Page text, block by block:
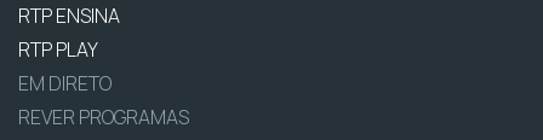
RTP ENSINA
RTP PLAY
EM DIRETO
REVER PROGRAMAS